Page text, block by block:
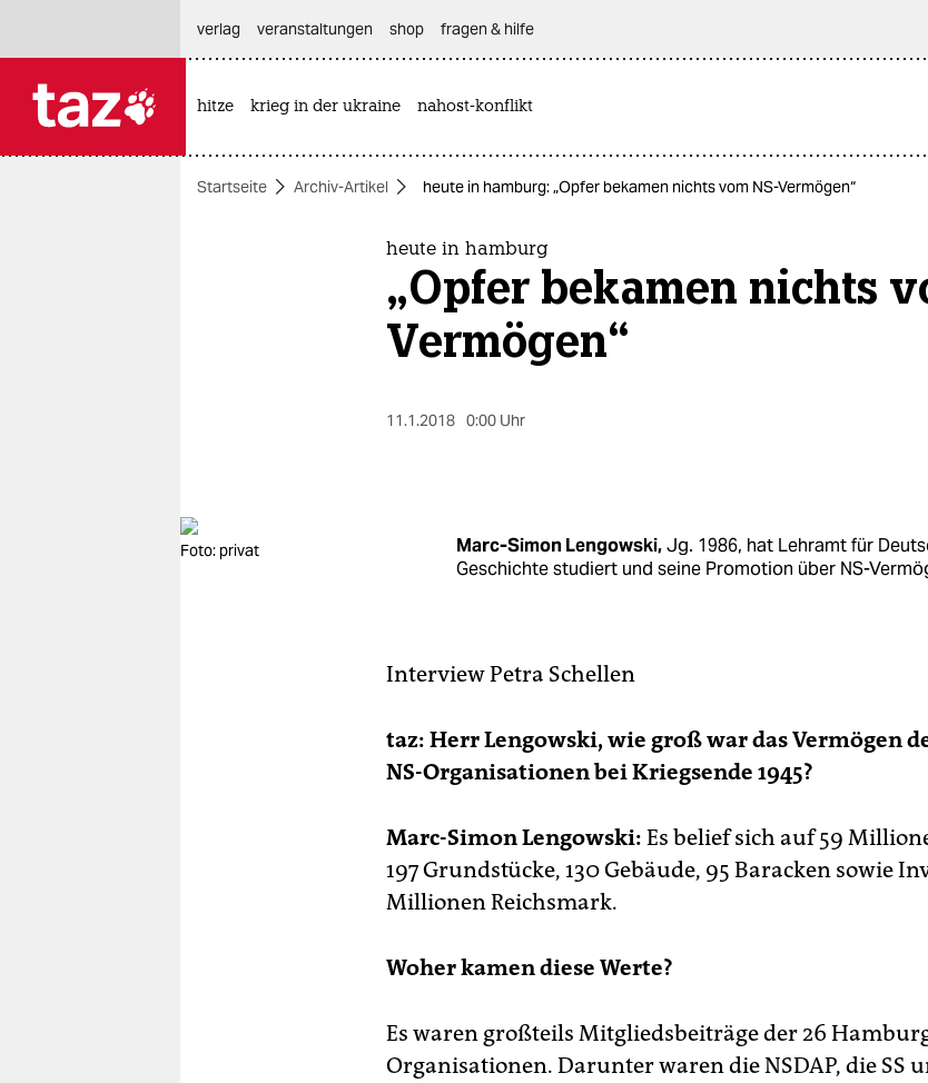
themen
nord
verlag
veranstaltungen shop fragen & hilfe
hitze krieg in der ukraine nahost-konflikt
Startseite Archiv-Artikel heute in hamburg: „Opfer bekamen nichts vom NS-Vermögen“
heute in hamburg
„Opfer bekamen nichts
Vermögen“
11.1.2018 0:00 Uhr
Foto: privat Marc-Simon Lengowski,Jg. 1986, hat Lehramt für
Geschichte studiert und seine Promotion über NS-
InterviewPetra Schellen
taz: Herr Lengowski, wie groß war das Vermögen
NS-Organisationen bei Kriegsende 1945?
Marc-Simon Lengowski: Es belief sich auf 59
197 Grundstücke, 130 Gebäude, 95 Baracken sowie
Millionen Reichsmark.
Woher kamen diese Werte?
Es waren großteils Mitgliedsbeiträge der 26
Organisationen. Darunter waren die NSDAP, die SS